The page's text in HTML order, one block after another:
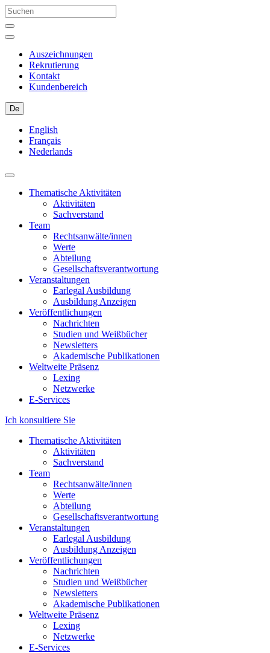
Auszeichnungen
Rekrutierung
Kontakt
Kundenbereich
De
English
Français
Nederlands
Thematische Aktivitäten
Aktivitäten
Sachverstand
Team
Rechtsanwälte/innen
Werte
Abteilung
Gesellschaftsverantwortung
Veranstaltungen
Earlegal Ausbildung
Ausbildung Anzeigen
Veröffentlichungen
Nachrichten
Studien und Weißbücher
Newsletters
Akademische Publikationen
Weltweite Präsenz
Lexing
Netzwerke
E-Services
Ich konsultiere Sie
Thematische Aktivitäten
Aktivitäten
Sachverstand
Team
Rechtsanwälte/innen
Werte
Abteilung
Gesellschaftsverantwortung
Veranstaltungen
Earlegal Ausbildung
Ausbildung Anzeigen
Veröffentlichungen
Nachrichten
Studien und Weißbücher
Newsletters
Akademische Publikationen
Weltweite Präsenz
Lexing
Netzwerke
E-Services